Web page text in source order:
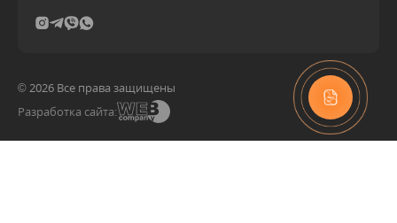
© 2026 Все права защищены
Разработка сайта: